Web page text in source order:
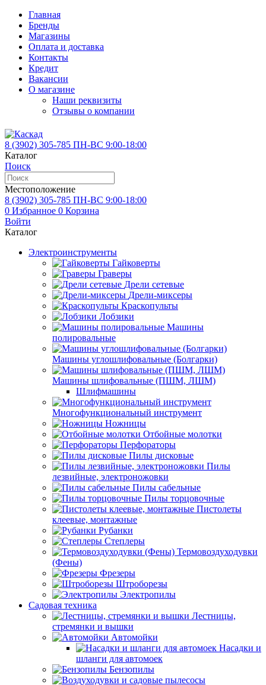
Главная
Бренды
Магазины
Оплата и доставка
Контакты
Кредит
Вакансии
О магазине
Наши реквизиты
Отзывы о компании
8 (3902) 305-785 ПН-ВС 9:00-18:00
Каталог
Поиск
Местоположение
8 (3902) 305-785 ПН-ВС 9:00-18:00
0 Избранное 0 Корзина
Войти
Каталог
Электроинструменты
Гайковерты
Граверы
Дрели сетевые
Дрели-миксеры
Краскопульты
Лобзики
Машины
полировальные
Машины углошлифовальные (Болгарки)
Машины шлифовальные (ПШМ, ЛШМ)
Шлифмашины
Многофункциональный инструмент
Ножницы
Отбойные молотки
Перфораторы
Пилы дисковые
Пилы
лезвийные, электроножовки
Пилы сабельные
Пилы торцовочные
Пистолеты
клеевые, монтажные
Рубанки
Степлеры
Термовоздуходувки
(Фены)
Фрезеры
Штроборезы
Электропилы
Садовая техника
Лестницы,
стремянки и вышки
Автомойки
Насадки и
шланги для автомоек
Бензопилы